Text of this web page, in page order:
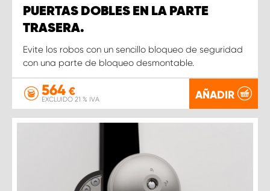
PUERTAS DOBLES EN LA PARTE
TRASERA.
Evite los robos con un sencillo bloqueo de seguridad
con una parte de bloqueo desmontable.
564 €
EXCLUIDO 21 % IVA AÑADIR